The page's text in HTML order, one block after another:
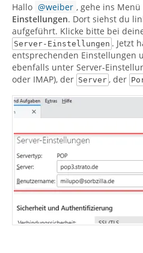
Hallo weiber , gehe ins Menü
Einstellungen. Dort siehst du
aufgeführt. Klicke bitte bei
Server-Einstellungen . Jetzt
entsprechenden Einstellungen
ebenfalls unter Server-
oder IMAP), der Server , der